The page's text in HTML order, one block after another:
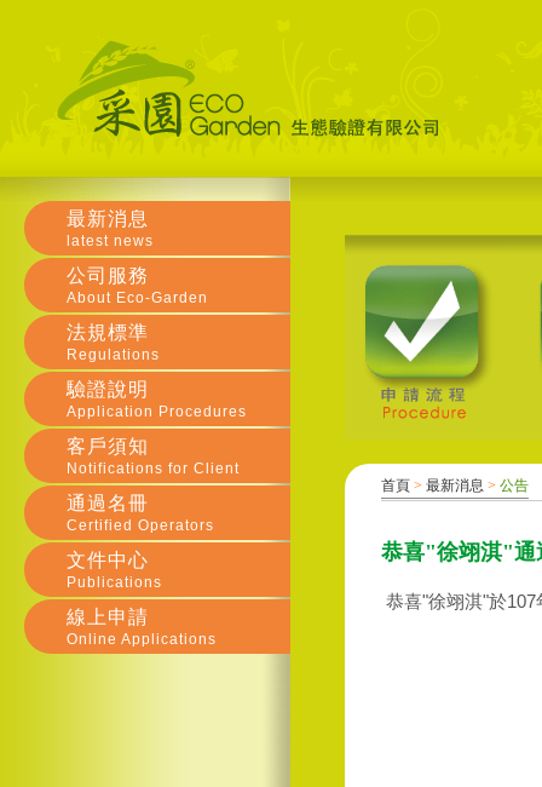
首頁 > 最新消息 > 公告
恭喜"徐翊淇"通
恭喜"徐翊淇"於
最新消息
latest news
公司服務
About Eco-Garden
法規標準
Regulations
驗證說明
Application Procedures
客戶須知
Notifications for Client
通過名冊
Certified Operators
文件中心
Publications
線上申請
Online Applications